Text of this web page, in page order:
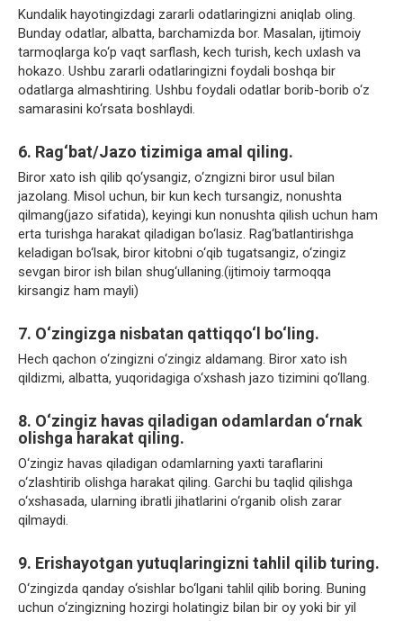
Kundalik hayotingizdagi zararli odatlaringizni aniqlab oling.
Bunday odatlar, albatta, barchamizda bor. Masalan, ijtimoiy
tarmoqlarga ko‘p vaqt sarflash, kech turish, kech uxlash va
hokazo. Ushbu zararli odatlaringizni foydali boshqa bir
odatlarga almashtiring. Ushbu foydali odatlar borib-borib o‘z
samarasini ko‘rsata boshlaydi.
6. Rag‘bat/Jazo tizimiga amal qiling.
Biror xato ish qilib qo‘ysangiz, o‘zngizni biror usul bilan
jazolang. Misol uchun, bir kun kech tursangiz, nonushta
qilmang(jazo sifatida), keyingi kun nonushta qilish uchun ham
erta turishga harakat qiladigan bo‘lasiz. Rag‘batlantirishga
keladigan bo‘lsak, biror kitobni o‘qib tugatsangiz, o‘zingiz
sevgan biror ish bilan shug‘ullaning.(ijtimoiy tarmoqqa
kirsangiz ham mayli)
7. O‘zingizga nisbatan qattiqqo‘l bo‘ling.
Hech qachon o‘zingizni o‘zingiz aldamang. Biror xato ish
qildizmi, albatta, yuqoridagiga o‘xshash jazo tizimini qo‘llang.
8. O‘zingiz havas qiladigan odamlardan o‘rnak
olishga harakat qiling.
O‘zingiz havas qiladigan odamlarning yaxti taraflarini
o‘zlashtirib olishga harakat qiling. Garchi bu taqlid qilishga
o‘xshasada, ularning ibratli jihatlarini o‘rganib olish zarar
qilmaydi.
9. Erishayotgan yutuqlaringizni tahlil qilib turing.
O‘zingizda qanday o‘sishlar bo‘lgani tahlil qilib boring. Buning
uchun o‘zingizning hozirgi holatingiz bilan bir oy yoki bir yil